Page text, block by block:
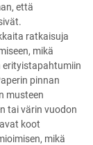
että
ratkaisuja
mikä
erityistapahtumiin
pinnan
musteen
tai värin vuodon
koot
mikä